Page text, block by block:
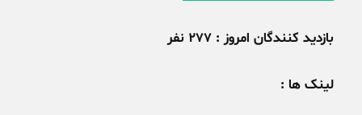
بازدید کنندگان امروز : 277 نفر
لینک ها :